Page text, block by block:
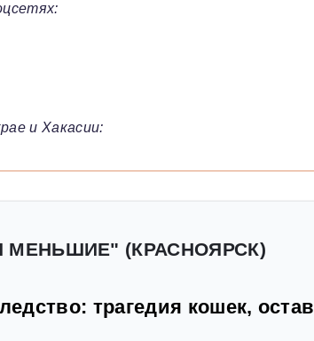
и Хакасии:
МЕНЬШИЕ" (КРАСНОЯРСК)
трагедия кошек,